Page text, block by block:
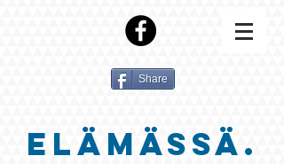
Share
ELÄMÄSSÄ.